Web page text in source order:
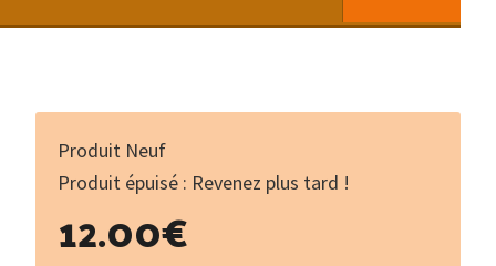
Produit Neuf
Produit épuisé : Revenez plus tard !
12.00€